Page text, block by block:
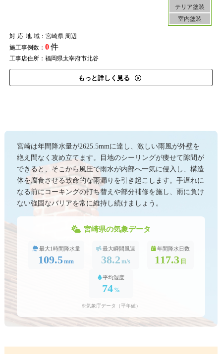
テリア塗装
室内塗装
対応地域：宮崎県 周辺
施工事例数： 0件
工事店住所：福岡県太宰府市北谷
もっと詳しく見る
宮崎は年間降水量が2625.5mmに達し、激しい雨風が外壁を
絶え間なく攻め立てます。目地のシーリングが痩せて隙間が
できると、そこから風圧で雨水が内部へ一気に侵入し、構造
体を腐食させる致命的な雨漏りを引き起こします。手遅れに
なる前にコーキングの打ち替えや部分補修を施し、雨に負け
ない強固なバリアを常に維持し続けましょう。
宮崎県の気象データ
最大1時間降水量
109.5mm
最大瞬間風速
38.2 m/s
年間降水日数
117.3 日
平均湿度
74 %
※気象庁データ（平年値）